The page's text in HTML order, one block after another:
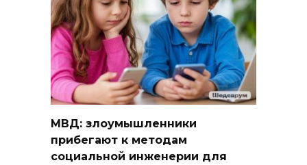
МВД: злоумышленники
прибегают к методам
социальной инженерии для